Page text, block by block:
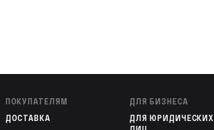
ПОКУПАТЕЛЯМ
ДОСТАВКА
ДЛЯ БИЗНЕСА
ДЛЯ ЮРИДИЧЕСКИХ